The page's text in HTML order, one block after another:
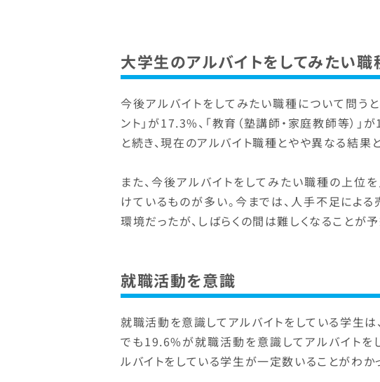
大学生のアルバイトをしてみたい職
今後アルバイトをしてみたい職種について問うと
ント」が17.3%、「教育（塾講師・家庭教師等）」
と続き、現在のアルバイト職種とやや異なる結果
また、今後アルバイトをしてみたい職種の上位
けているものが多い。今までは、人手不足によ
環境だったが、しばらくの間は難しくなることが予
就職活動を意識
就職活動を意識してアルバイトをしている学生
でも19.6%が就職活動を意識してアルバイトを
ルバイトをしている学生が一定数いることがわかっ